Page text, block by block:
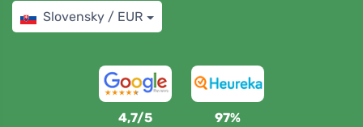
Slovensky / EUR
4,7/5 97%